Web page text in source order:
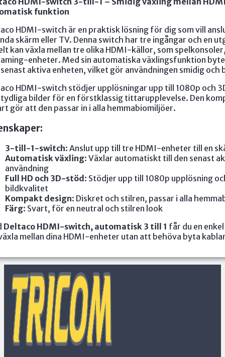
funktion
HDMI-switch är en praktisk lösning för dig som vill
skärm eller TV. Denna switch har tre ingångar och en
kan växla mellan tre olika HDMI-källor, som
enheter. Med sin automatiska växlingsfunktion
aktiva enheten, vilket gör användningen smidig och
HDMI-switch stödjer upplösningar upp till 1080p och
bilder för en förstklassig tittarupplevelse. Den
gör att den passar in i alla hemmabiomiljöer.
3-till-1-switch: Anslut upp till tre HDMI-enheter till en
Automatisk växling: Växlar automatiskt till den senast
användning
Full HD och 3D-stöd : Stödjer upp till 1080p upplösning
bildkvalitet
Kompakt design: Diskret och stilren, passar i alla
Färg: Svart, för en neutral och stilren look
Deltaco HDMI-switch, automatisk 3 till 1 får du en
mellan dina HDMI-enheter utan att behöva byta